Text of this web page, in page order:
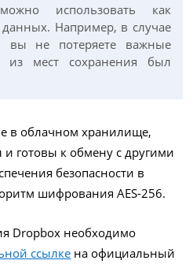
использовать как
Например, в случае
вы не потеряете важные
мест сохранения был
в облачном хранилище,
готовы к обмену с другими
безопасности в
шифрования AES-256.
Dropbox необходимо
ссылке на официальный